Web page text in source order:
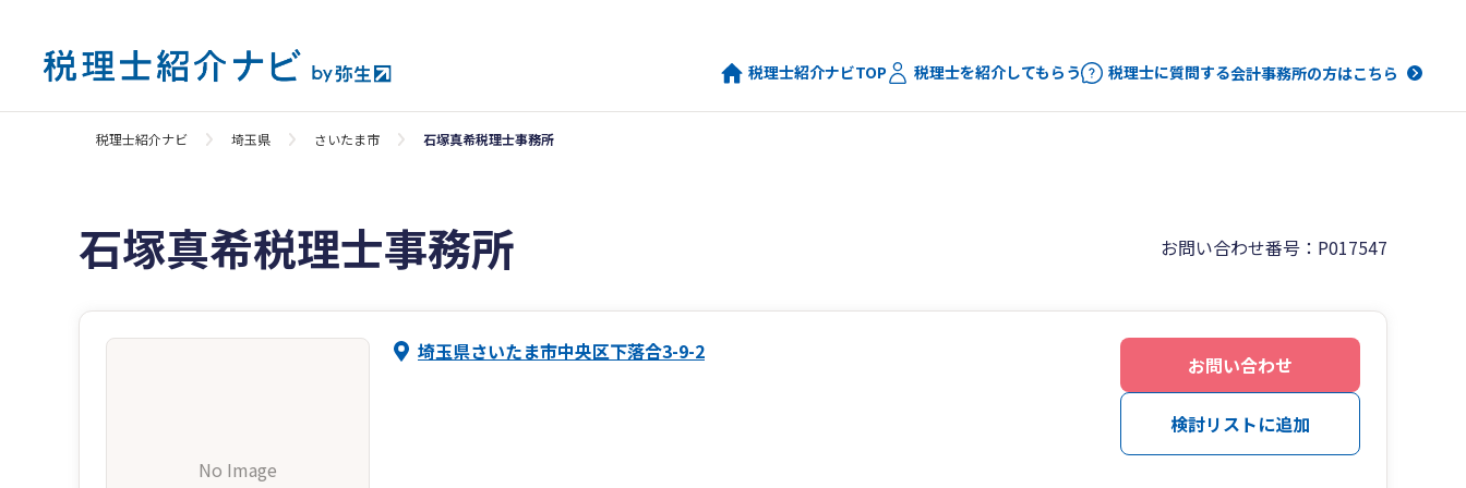
税理士紹介ナビTOP 税理士を紹介してもらう 税理士に質問する会計事務所の方はこちら
税理士紹介ナビ 埼玉県 さいたま市 石塚真希税理士事務所
石塚真希税理士事務所 お問い合わせ番号：P017547
No Image
埼玉県さいたま市中央区下落合3-9-2
お問い合わせ
検討リストに追加